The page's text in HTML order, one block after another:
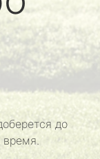
до
время.